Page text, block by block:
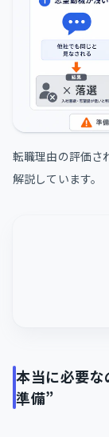
転職理由の評価さ
解説しています。
本当に必要
準備”